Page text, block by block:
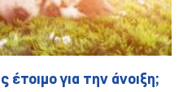
έτοιμο για την άνοιξη;